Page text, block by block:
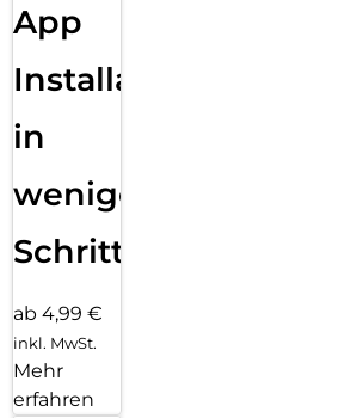
App
Installation
in
wenigen
Schritten
ab 4,99 €
inkl. MwSt.
Mehr
erfahren